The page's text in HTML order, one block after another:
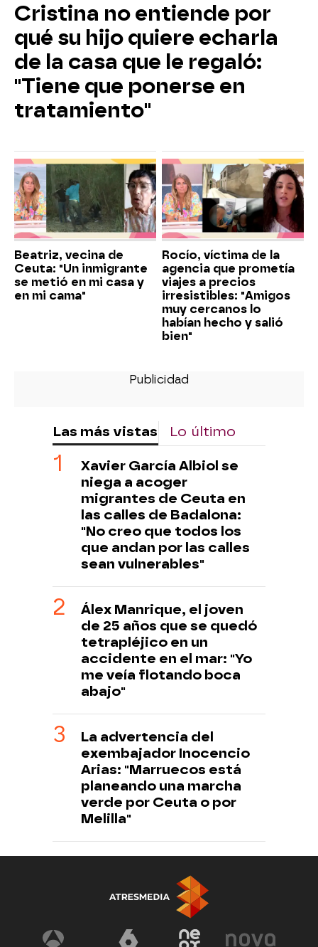
Cristina no entiende por
qué su hijo quiere echarla
de la casa que le regaló:
"Tiene que ponerse en
tratamiento"
Beatriz, vecina de
Ceuta: "Un inmigrante
se metió en mi casa y
en mi cama"
Rocío, víctima de la
agencia que prometía
viajes a precios
irresistibles: "Amigos
muy cercanos lo
habían hecho y salió
bien"
Las más vistas Lo último
Xavier García Albiol se
niega a acoger
migrantes de Ceuta en
las calles de Badalona:
"No creo que todos los
que andan por las calles
sean vulnerables"
Álex Manrique, el joven
de 25 años que se quedó
tetrapléjico en un
accidente en el mar: "Yo
me veía flotando boca
abajo"
La advertencia del
exembajador Inocencio
Arias: "Marruecos está
planeando una marcha
verde por Ceuta o por
Melilla"